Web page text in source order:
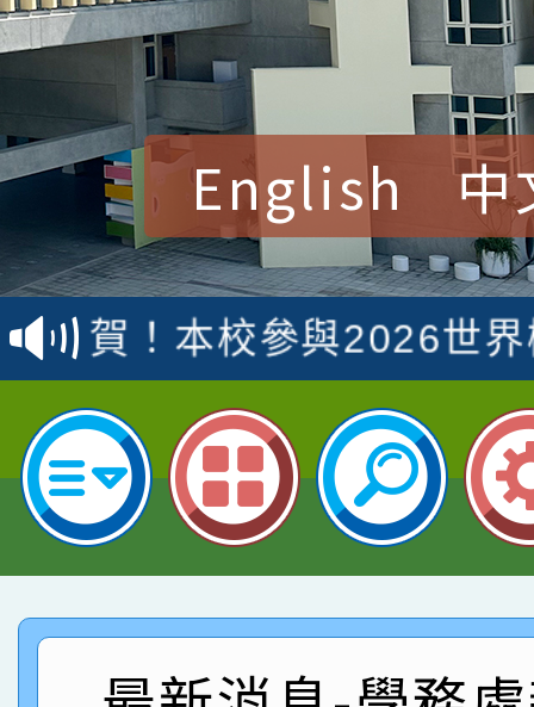
English 中
賀！本校參加桃園市中
賽 洪綺君教師榮獲社
名
賀！本校阿巴斯O蜜、
倩參加桃園市科展 國
名 指導老師王老師、
賀！本校四年二班張O
園市英語競賽國小朗讀
指導老師林老師
賀！本校參加桃園市中
賽 劉文瑛教師榮獲教
臺灣台語-第二名
賀！本校參與2026世
市賽榮獲科學小創客佳
創客第三名。
賀！本校參加桃園市中
賽 洪綺君教師榮獲社
名
賀！本校阿巴斯O蜜、
倩參加桃園市科展 國
名 指導老師王老師、
賀！本校四年二班張O
園市英語競賽國小朗讀